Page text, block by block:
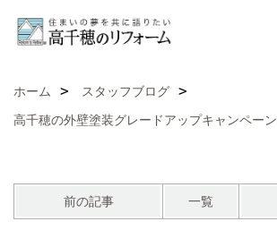
ホーム
スタッフブログ
高千穂の外壁塗装グレードアップキャンペーン
前の記事 一覧